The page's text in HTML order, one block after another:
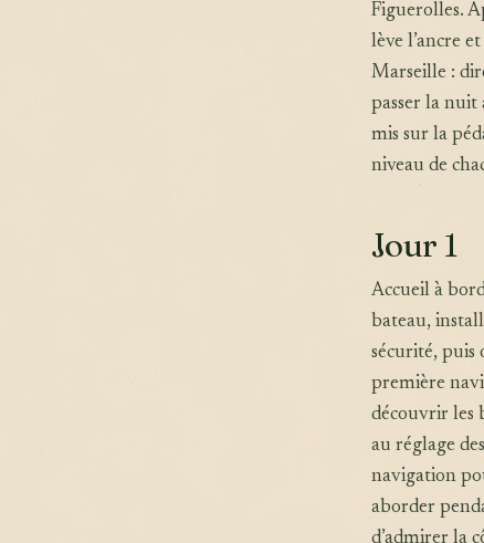
Figuerolles.
lève l’ancre
Marseille :
passer la nuit
mis sur la
niveau de
Jour 1
Accueil à
bateau,
sécurité, puis
première
découvrir les
au réglage
navigation
aborder
d’admirer la